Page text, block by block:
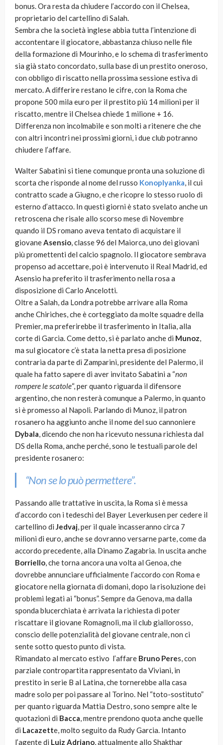
bonus. Ora resta da chiudere l’accordo con il Chelsea,
proprietario del cartellino di Salah.
Sembra che la società inglese abbia tutta l’intenzione di
accontentare il giocatore, abbastanza chiuso nelle file
della formazione di Mourinho, e lo schema di trasferimento
sia già stato concordato, sulla base di un prestito oneroso,
con obbligo di riscatto nella prossima sessione estiva di
mercato. A differire restano le cifre, con la Roma che
propone 500 mila euro per il prestito più 14 milioni per il
riscatto, mentre il Chelsea chiede 1 milione + 16.
Differenza non incolmabile e son molti a ritenere che che
con altri incontri nei prossimi giorni, i due club potranno
chiudere l’affare.
Walter Sabatini si tiene comunque pronta una soluzione di
scorta che risponde al nome del russo Konoplyanka, il cui
contratto scade a Giugno, e che ricopre lo stesso ruolo di
esterno d’attacco. In questi giorni è stato svelato anche un
retroscena che risale allo scorso mese di Novembre
quando il DS romano aveva tentato di acquistare il
giovaneAsensio, classe 96 del Maiorca, uno dei giovani
più promettenti del calcio spagnolo. Il giocatore sembrava
propenso ad accettare, poi è intervenuto il Real Madrid, ed
Asensio ha preferito il trasferimento nella rosa a
disposizione di Carlo Ancelotti.
Oltre a Salah, da Londra potrebbe arrivare alla Roma
anche Chiriches, che è corteggiato da molte squadre della
Premier, ma preferirebbe il trasferimento in Italia, alla
corte di Garcia. Come detto, si è parlato anche di Munoz,
ma sul giocatore c’è stata la netta presa di posizione
contraria da parte di Zamparini, presidente del Palermo, il
quale ha fatto sapere di aver invitato Sabatini a “non
rompere le scatole“, per quanto riguarda il difensore
argentino, che non resterà comunque a Palermo, in quanto
si è promesso al Napoli. Parlando di Munoz, il patron
rosanero ha aggiunto anche il nome del suo cannoniere
Dybala, dicendo che non ha ricevuto nessuna richiesta dal
DS della Roma, anche perché, sono le testuali parole del
presidente rosanero:
“Non se lo può permettere”.
Passando alle trattative in uscita, la Roma si è messa
d’accordo con i tedeschi del Bayer Leverkusen per cedere il
cartellino di Jedvaj, per il quale incasseranno circa 7
milioni di euro, anche se dovranno versarne parte, come da
accordo precedente, alla Dinamo Zagabria. In uscita anche
Borriello, che torna ancora una volta al Genoa, che
dovrebbe annunciare ufficialmente l’accordo con Roma e
giocatore nella giornata di domani, dopo la risoluzione dei
problemi legati ai “bonus”. Sempre da Genova, ma dalla
sponda blucerchiata è arrivata la richiesta di poter
riscattare il giovane Romagnoli, ma il club giallorosso,
conscio delle potenzialità del giovane centrale, non ci
sente sotto questo punto di vista.
Rimandato al mercato estivo l’affare Bruno Peres, con
parziale contropartita rappresentato da Viviani, in
prestito in serie B al Latina, che tornerebbe alla casa
madre solo per poi passare al Torino. Nel “toto-sostituto”
per quanto riguarda Mattia Destro, sono sempre alte le
quotazioni di Bacca, mentre prendono quota anche quelle
di Lacazette, molto seguito da Rudy Garcia. Intanto
l’agente di Luiz Adriano, attualmente allo Shakthar